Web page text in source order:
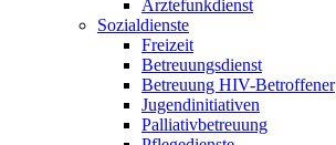
Ärztefunkdienst
Sozialdienste
Freizeit
Betreuungsdienst
Betreuung HIV-Betroffener
Jugendinitiativen
Palliativbetreuung